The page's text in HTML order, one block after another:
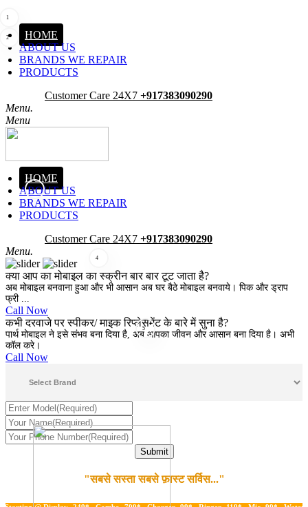
HOME
ABOUT US
BRANDS WE REPAIR
PRODUCTS
Customer Care 24X7 +917383090290
Menu.
Menu
HOME
ABOUT US
BRANDS WE REPAIR
PRODUCTS
Customer Care 24X7 +917383090290
Menu.
क्या आप का मोबाइल का स्क्रीन बार बार टूट जाता है?
अब मोबाइल बनवाना हुआ और भी आसान अब घर बैठे मोबाइल बनवाये। पिक और ड्राप
फ्री ...
Call Now
कभी दरवाजे पर स्पीकर/ माइक रिप्लेसमेंट के बारे में सुना है?
पार्थ मोबाइल ने इसे संभव बना दिया है, अब आपका जीवन और आसान बना दिया है। अभी
कॉल करे।
Call Now
"सबसे सस्ता सबसे फ़ास्ट सर्विस..."
1
2
3
4
5